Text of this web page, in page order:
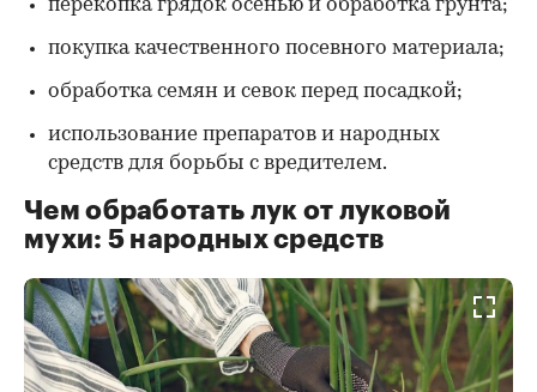
перекопка грядок осенью и обработка грунта;
покупка качественного посевного материала;
обработка семян и севок перед посадкой;
использование препаратов и народных
средств для борьбы с вредителем.
Чем обработать лук от луковой
мухи: 5 народных средств